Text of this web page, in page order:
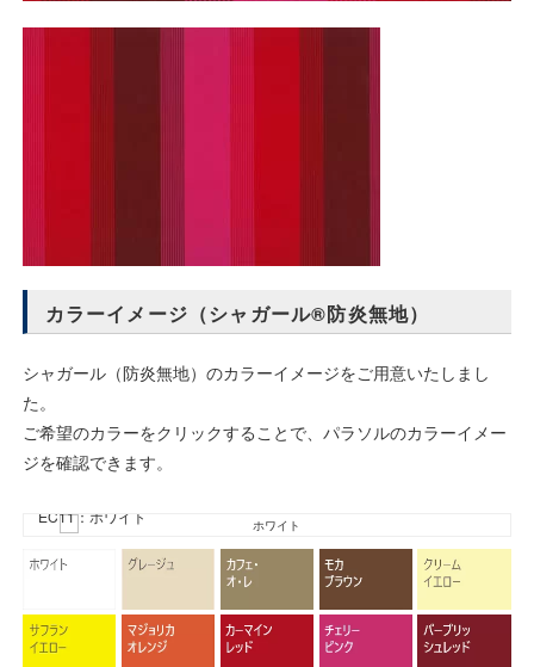
カラーイメージ（シャガール®防炎無地）
シャガール（防炎無地）のカラーイメージをご用意いたしまし
た。
ご希望のカラーをクリックすることで、パラソルのカラーイメー
ジを確認できます。
EC11：ホワイト